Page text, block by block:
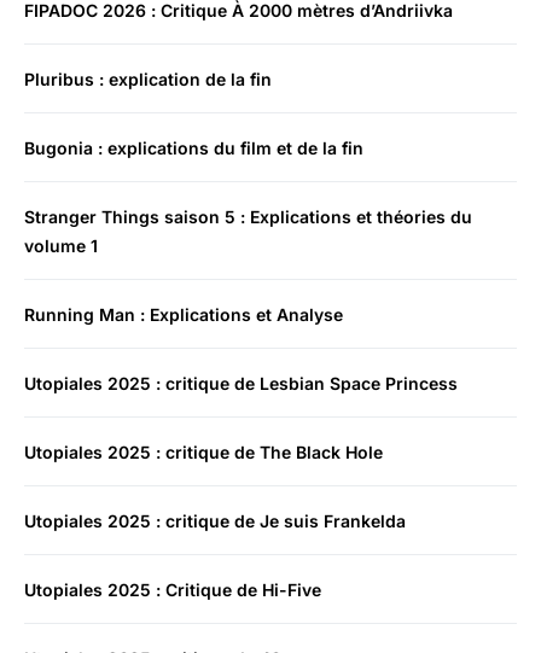
FIPADOC 2026 : Critique À 2000 mètres d’Andriivka
Pluribus : explication de la fin
Bugonia : explications du film et de la fin
Stranger Things saison 5 : Explications et théories du
volume 1
Running Man : Explications et Analyse
Utopiales 2025 : critique de Lesbian Space Princess
Utopiales 2025 : critique de The Black Hole
Utopiales 2025 : critique de Je suis Frankelda
Utopiales 2025 : Critique de Hi-Five